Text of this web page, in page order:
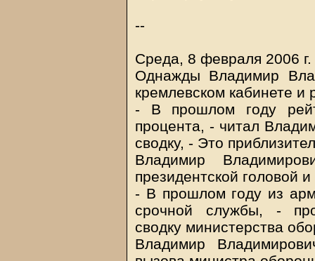
--
Среда, 8 февраля 2006 г.
Однажды Владимир
кремлевском кабинете и
- В прошлом году
процента, - читал
сводку, - Это
Владимир
президентской головой
- В прошлом году из
срочной службы, -
сводку министерства
Владимир